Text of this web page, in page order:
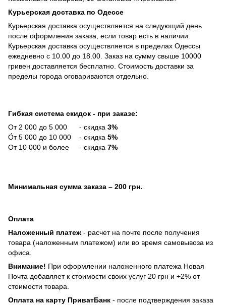
Курьерская доставка по Одессе
Курьерская доставка осуществляется на следующий день
после оформления заказа, если товар есть в наличии.
Курьерская доставка осуществляется в пределах Одессы
ежедневно с 10.00 до 18.00. Заказ на сумму свыше 10000
гривен доставляется бесплатно. Стоимость доставки за
пределы города оговариваются отдельно.
Гибкая система скидок - при заказе:
От 2 000 до 5 000 - скидка 3%
О́т 5 000 до 10 000 - скидка 5%
От 10 000 и более - скидка 7%
Минимальная сумма заказа – 200 грн.
Оплата
Наложенный платеж - расчет на почте после получения
товара (наложенным платежом) или во время самовывоза из
офиса.
Внимание! При оформлении наложенного платежа Новая
Почта добавляет к стоимости своих услуг 20 грн и +2% от
стоимости товара.
Оплата на карту ПриватБанк - после подтверждения заказа